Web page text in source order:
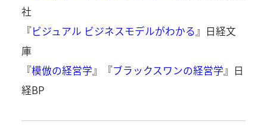
社
『ビジュアル ビジネスモデルがわかる』日経文
庫
『模倣の経営学』『ブラックスワンの経営学』日
経BP